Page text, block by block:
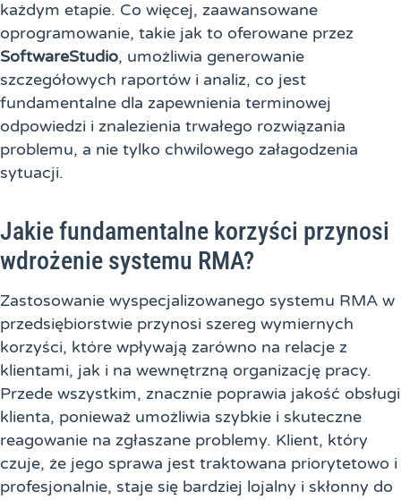
każdym etapie. Co więcej, zaawansowane
oprogramowanie, takie jak to oferowane przez
SoftwareStudio, umożliwia generowanie
szczegółowych raportów i analiz, co jest
fundamentalne dla zapewnienia terminowej
odpowiedzi i znalezienia trwałego rozwiązania
problemu, a nie tylko chwilowego załagodzenia
sytuacji.
Jakie fundamentalne korzyści przynosi
wdrożenie systemu RMA?
Zastosowanie wyspecjalizowanego systemu RMA w
przedsiębiorstwie przynosi szereg wymiernych
korzyści, które wpływają zarówno na relacje z
klientami, jak i na wewnętrzną organizację pracy.
Przede wszystkim, znacznie poprawia jakość obsługi
klienta, ponieważ umożliwia szybkie i skuteczne
reagowanie na zgłaszane problemy. Klient, który
czuje, że jego sprawa jest traktowana priorytetowo i
profesjonalnie, staje się bardziej lojalny i skłonny do